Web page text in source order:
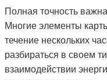
Полная точность
Многие элементы
течение нескольких
разбираться в своем
взаимодействии